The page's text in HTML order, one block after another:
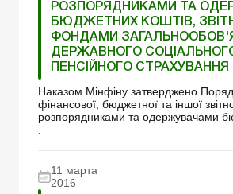
РОЗПОРЯДНИКАМИ ТА
БЮДЖЕТНИХ КОШТІВ,
ФОНДАМИ
ДЕРЖАВНОГО СОЦІАЛЬНОГО
ПЕНСІЙНОГО СТРАХУВАННЯ
Наказом Мінфіну затверджено
фінансової, бюджетної та іншої
розпорядниками та одержувачами
11 марта
2016